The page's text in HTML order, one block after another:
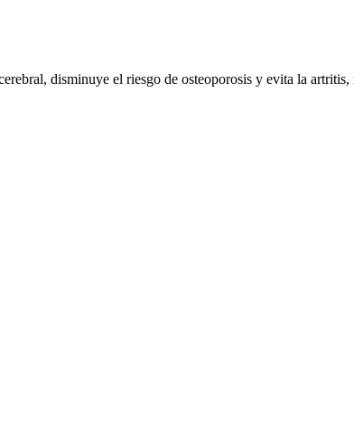
disminuye el riesgo de osteoporosis y evita la